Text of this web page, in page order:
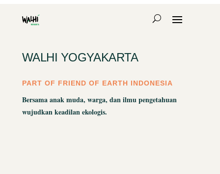
WALHI YOGYAKARTA
PART OF FRIEND OF EARTH INDONESIA
Bersama anak muda, warga, dan ilmu pengetahuan
wujudkan keadilan ekologis.